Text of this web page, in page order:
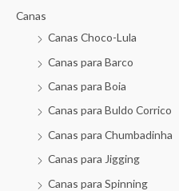
Canas
Canas Choco-Lula
Canas para Barco
Canas para Boia
Canas para Buldo Corrico
Canas para Chumbadinha
Canas para Jigging
Canas para Spinning